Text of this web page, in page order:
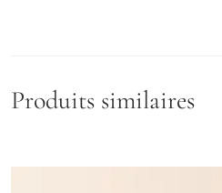
Produits similaires